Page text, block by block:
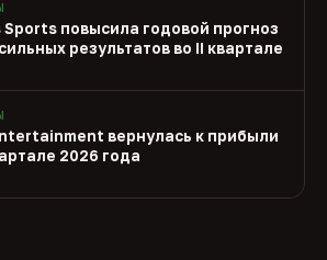
Sports повысила годовой прогноз
результатов во II квартале
вернулась к прибыли
2026 года